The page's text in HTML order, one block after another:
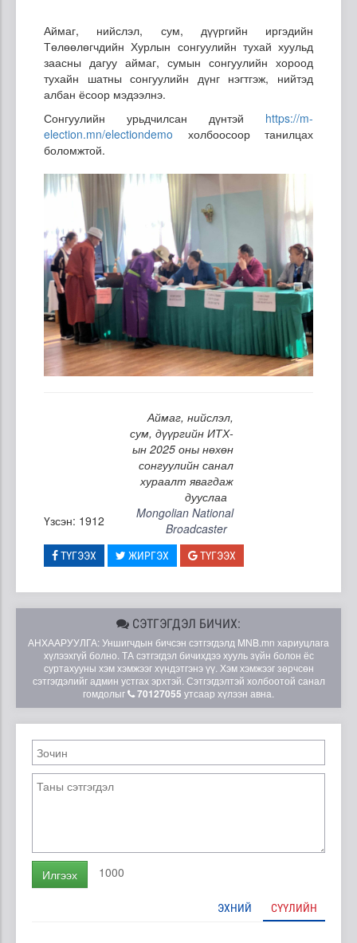
Аймаг, нийслэл, сум, дүүргийн иргэдийн
Төлөөлөгчдийн Хурлын сонгуулийн тухай хуульд
заасны дагуу аймаг, сумын сонгуулийн хороод
тухайн шатны сонгуулийн дүнг нэгтгэж, нийтэд
албан ёсоор мэдээлнэ.
Сонгуулийн урьдчилсан дүнтэй https://m-
election.mn/electiondemo холбоосоор танилцах
боломжтой.
Аймаг, нийслэл,
сум, дүүргийн ИТХ-
ын 2025 оны нөхөн
сонгуулийн санал
хураалт явагдаж
дууслаа
Үзсэн: 1912
Mongolian National
Broadcaster
ТҮГЭЭХ ЖИРГЭХ ТҮГЭЭХ
СЭТГЭГДЭЛ БИЧИХ:
АНХААРУУЛГА: Уншигчдын бичсэн сэтгэгдэлд MNB.mn хариуцлага
хүлээхгүй болно. ТА сэтгэгдэл бичихдээ хууль зүйн болон ёс
суртахууны хэм хэмжээг хүндэтгэнэ үү. Хэм хэмжээг зөрчсөн
сэтгэгдэлийг админ устгах эрхтэй. Сэтгэгдэлтэй холбоотой санал
гомдолыг
70127055 утсаар хүлээн авна.
Илгээх 1000
ЭХНИЙ СҮҮЛИЙН